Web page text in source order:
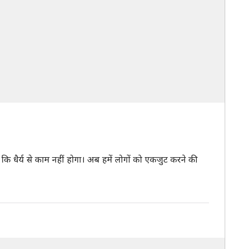
धैर्य से काम नहीं होगा। अब हमें लोगों को एकजुट करने की